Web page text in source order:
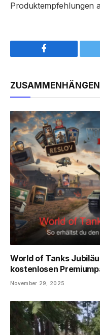
Produktempfehlungen
Facebook
World of Tanks
kostenlosen
November 29, 2025